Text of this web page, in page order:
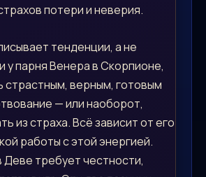
потери и неверия.
тенденции, а не
у парня Венера в Скорпионе,
страстным, верным, готовым
— или наоборот,
из страха. Всё зависит от его
работы с этой энергией.
Деве требует честности,